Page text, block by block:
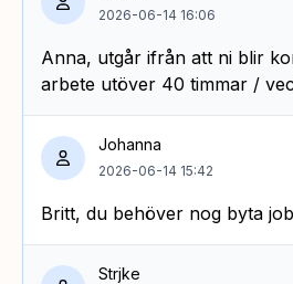
2026-06-14 16:06
Anna, utgår ifrån att ni blir
arbete utöver 40 timmar /
Johanna
2026-06-14 15:42
Britt, du behöver nog byta
Strjke